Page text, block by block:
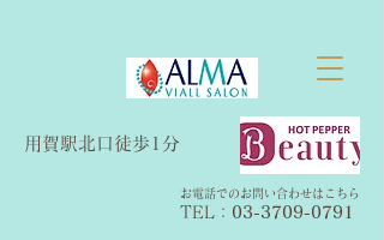
​用賀駅北口徒歩1分
お電話でのお問い合わせはこちら
TEL：​ 03-3709-0791